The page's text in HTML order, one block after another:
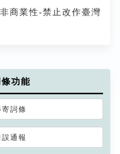
商業性-禁止改作臺灣
功能
寄詞條
誤通報